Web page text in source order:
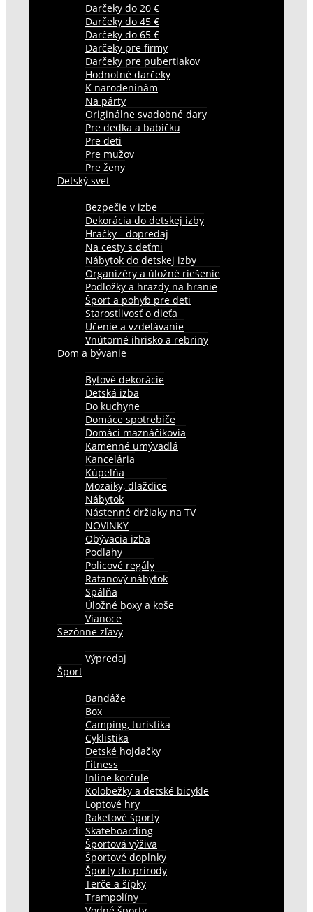
Darčeky do 20 €
Darčeky do 45 €
Darčeky do 65 €
Darčeky pre firmy
Darčeky pre pubertiakov
Hodnotné darčeky
K narodeninám
Na párty
Originálne svadobné dary
Pre dedka a babičku
Pre deti
Pre mužov
Pre ženy
Detský svet
Bezpečie v izbe
Dekorácia do detskej izby
Hračky - dopredaj
Na cesty s deťmi
Nábytok do detskej izby
Organizéry a úložné riešenie
Podložky a hrazdy na hranie
Šport a pohyb pre deti
Starostlivosť o dieťa
Učenie a vzdelávanie
Vnútorné ihrisko a rebriny
Dom a bývanie
Bytové dekorácie
Detská izba
Do kuchyne
Domáce spotrebiče
Domáci maznáčikovia
Kamenné umývadlá
Kancelária
Kúpeľňa
Mozaiky, dlaždice
Nábytok
Nástenné držiaky na TV
NOVINKY
Obývacia izba
Podlahy
Policové regály
Ratanový nábytok
Spálňa
Úložné boxy a koše
Vianoce
Sezónne zľavy
Výpredaj
Šport
Bandáže
Box
Camping, turistika
Cyklistika
Detské hojdačky
Fitness
Inline korčule
Kolobežky a detské bicykle
Loptové hry
Raketové športy
Skateboarding
Športová výživa
Športové doplnky
Športy do prírody
Terče a šípky
Trampolíny